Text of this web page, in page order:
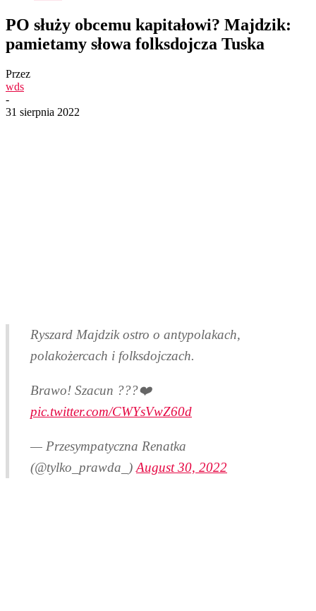
PO służy obcemu kapitałowi? Majdzik:
pamietamy słowa folksdojcza Tuska
Przez
wds
-
31 sierpnia 2022
Ryszard Majdzik ostro o antypolakach,
polakożercach i folksdojczach.
Brawo! Szacun ???❤️
pic.twitter.com/CWYsVwZ60d
— Przesympatyczna Renatka
(@tylko_prawda_)August 30, 2022